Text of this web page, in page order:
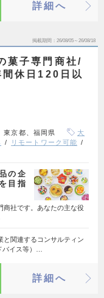
詳細へ
掲載期間 26/08/05～26/08/18
菓子専門商社/
休日120日以
東京都、福岡県
大
リモートワーク可能
の企
目指
商社です。あなたの主な役
と関連するコンサルティン
バイス等）…
詳細へ